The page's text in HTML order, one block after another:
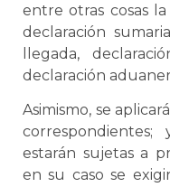
entre otras cosas
declaración
llegada,
declaración
Asimismo, se
correspondientes;
estarán sujetas a
en su caso se